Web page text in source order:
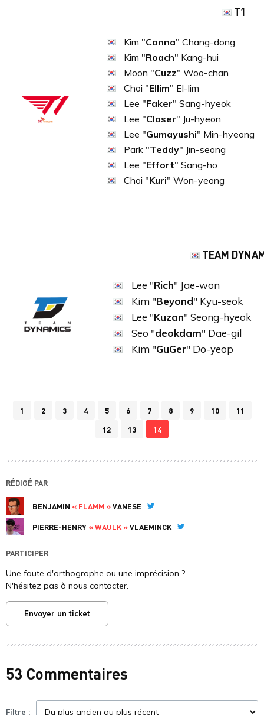
T1
Kim "Canna" Chang-dong
Kim "Roach" Kang-hui
Moon "Cuzz" Woo-chan
Choi "Ellim" El-lim
Lee "Faker" Sang-hyeok
Lee "Closer" Ju-hyeon
Lee "Gumayushi" Min-hyeong
Park "Teddy" Jin-seong
Lee "Effort" Sang-ho
Choi "Kuri" Won-yeong
TEAM
Lee "Rich" Jae-won
Kim "Beyond" Kyu-seok
Lee "Kuzan" Seong-hyeok
Seo "deokdam" Dae-gil
Kim "GuGer" Do-yeop
1 2 3 4 5 6 7 8 9 10
11
12
13 14
RÉDIGÉ PAR
BENJAMIN « FLAMM »VANESE
PIERRE-HENRY « WAULK »VLAEMINCK
PARTICIPER
Une faute d'orthographe ou une imprécision ?
N'hésitez pas à nous contacter.
Envoyer un ticket
53 Commentaires
Filtre :